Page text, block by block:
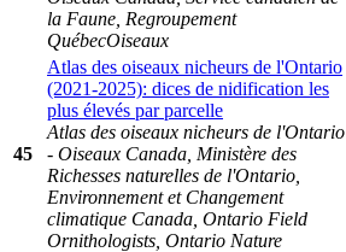
la Faune, Regroupement
QuébecOiseaux
45
Atlas des oiseaux nicheurs de l'Ontario
(2021-2025): dices de nidification les
plus élevés par parcelle
Atlas des oiseaux nicheurs de l'Ontario
- Oiseaux Canada, Ministère des
Richesses naturelles de l'Ontario,
Environnement et Changement
climatique Canada, Ontario Field
Ornithologists, Ontario Nature